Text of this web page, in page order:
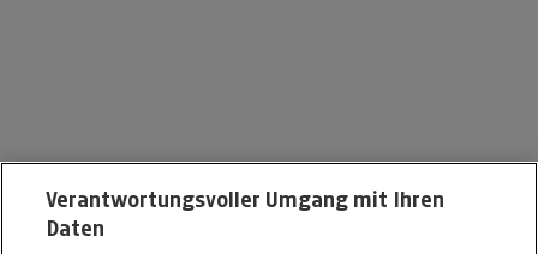
---
Brenter GmbH
Arnsdorfer Str. 19-21
Verantwortungsvoller Umgang mit Ihren
Daten